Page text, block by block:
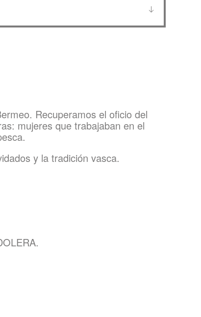
Recuperamos el oficio del
mujeres que trabajaban en el
y la tradición vasca.